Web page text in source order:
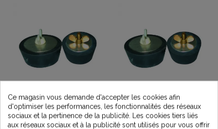
Bouchon d'hivernage de
piscine 1" 1/4
4,29 €
Bouchon d'hivernage de
piscine 2"
4,35 €
Ce magasin vous demande d'accepter les cookies afin
d'optimiser les performances, les fonctionnalités des réseaux
sociaux et la pertinence de la publicité. Les cookies tiers liés
aux réseaux sociaux et à la publicité sont utilisés pour vous offrir